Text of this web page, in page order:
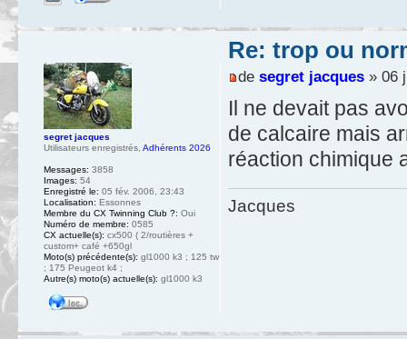
Re: trop ou
de segret jacques» 06
Il ne devait pas
de calcaire mais
réaction chimique
Jacques
segret jacques
Utilisateurs enregistrés Adhérents 2026
Messages: 3858
Images: 54
Enregistré le: 05 fév. 2006, 23:43
Localisation: Essonnes
Membre du CX Twinning Club ?: Oui
Numéro de membre: 0585
CX actuelle(s): cx500 ( 2/routières +
custom+ café +650gl
Moto(s) précédente(s): gl1000 k3 ; 125 tw
; 175 Peugeot k4 ;
Autre(s) moto(s) actuelle(s): gl1000 k3